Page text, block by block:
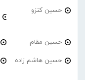
حسین کنزو
حسین مقام
حسین هاشم زاده